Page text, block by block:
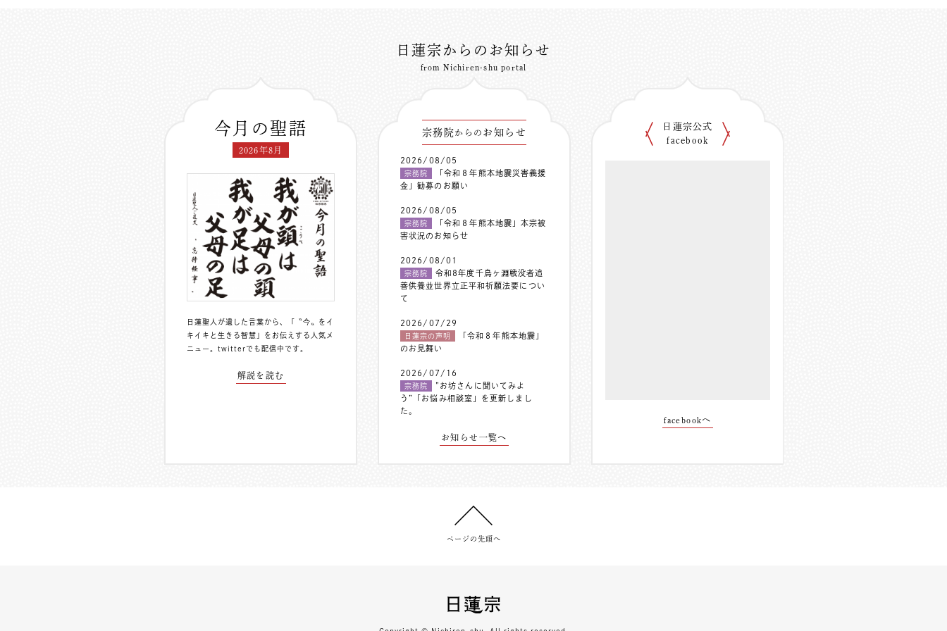
日蓮宗からのお知らせ
from Nichiren-shu portal
今月の聖語
2026年8月
日蓮聖人が遺した言葉から、「〝今〟をイ
キイキと生きる智慧」をお伝えする人気メ
ニュー。 twitterでも配信中 です。
解説を読む
宗務院からの お知らせ
2026/08/05
宗務院
「令和８年熊本地震災害義援
金」勧募のお願い
2026/08/05
宗務院
「令和８年熊本地震」本宗被
害状況のお知らせ
2026/08/01
宗務院
令和8年度千鳥ヶ淵戦没者追
善供養並世界立正平和祈願法要につい
て
2026/07/29
日蓮宗の声明
「令和８年熊本地震」
のお見舞い
2026/07/16
宗務院
”お坊さんに聞いてみよ
う”「お悩み相談室」を更新しまし
た。
お知らせ一覧へ
日蓮宗公式
facebook
facebookへ
ページの先頭へ